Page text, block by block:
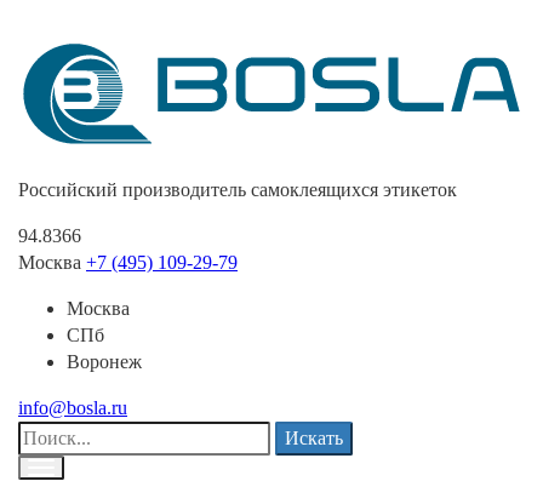
Российский производитель самоклеящихся этикеток
94.8366
Москва +7 (495) 109-29-79
Москва
СПб
Воронеж
info@bosla.ru
Искать